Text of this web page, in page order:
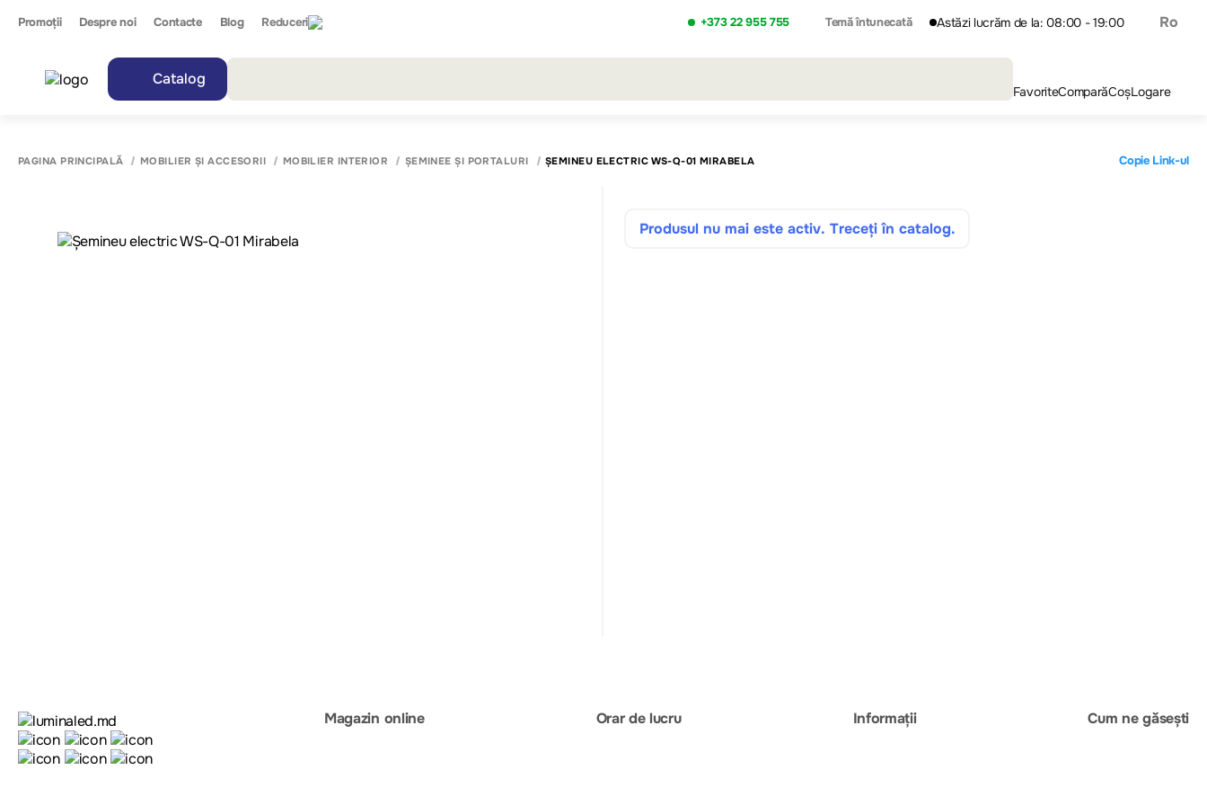
Promoții Despre noi Contacte Blog Reduceri +373 22 955 755 Temă întunecată Astăzi lucrăm de la: 08:00 - 19:00 Ro
Catalog
FavoriteComparăCoșLogare
PAGINA PRINCIPALĂ MOBILIER ȘI ACCESORII MOBILIER INTERIOR ȘEMINEE ȘI PORTALURI ȘEMINEU ELECTRIC WS-Q-01 MIRABELA Copie Link-ul
Produsul nu mai este activ. Treceți în catalog.
Magazin online Orar de lucru Informații Cum ne găsești